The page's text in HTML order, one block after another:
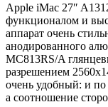
Apple iMac 27″
функционалом и
аппарат очень
анодированного
MC813RS/A
разрешением
очень удобный: и по
а соотношение